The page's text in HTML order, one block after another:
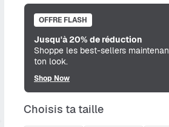
OFFRE FLASH
Jusqu'à 20% de réduction
Shoppe les best-sellers
ton look.
Shop Now
Choisis ta taille